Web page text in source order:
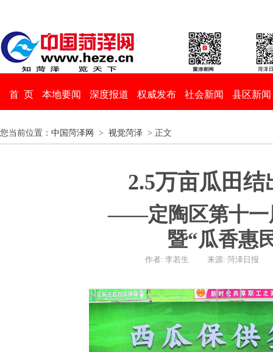
首 页 本地要闻 深度报道 权威发布 社会新闻 县区新闻
您当前位置： 中国菏泽网 > 视觉菏泽 > 正文
2.5万亩瓜田
——定陶区第十一
暨“瓜香惠
作者: 李若生 来源: 菏泽日报